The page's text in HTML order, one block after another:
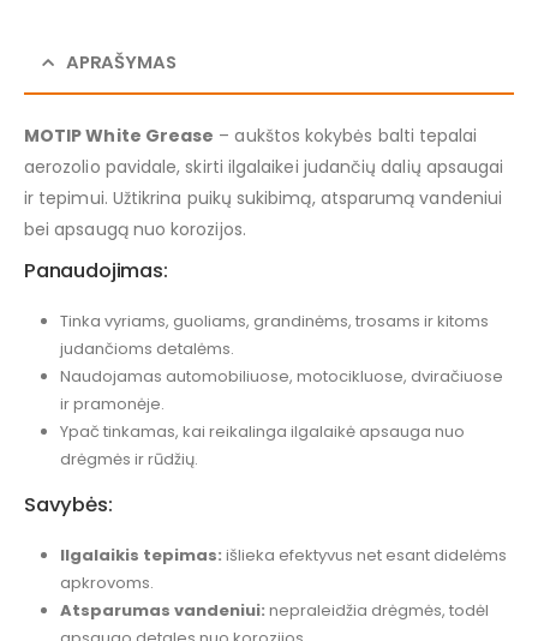
APRAŠYMAS
MOTIP White Grease – aukštos kokybės balti tepalai
aerozolio pavidale, skirti ilgalaikei judančių dalių apsaugai
ir tepimui. Užtikrina puikų sukibimą, atsparumą vandeniui
bei apsaugą nuo korozijos.
Panaudojimas:
Tinka vyriams, guoliams, grandinėms, trosams ir kitoms
judančioms detalėms.
Naudojamas automobiliuose, motocikluose, dviračiuose
ir pramonėje.
Ypač tinkamas, kai reikalinga ilgalaikė apsauga nuo
drėgmės ir rūdžių.
Savybės:
Ilgalaikis tepimas: išlieka efektyvus net esant didelėms
apkrovoms.
Atsparumas vandeniui: nepraleidžia drėgmės, todėl